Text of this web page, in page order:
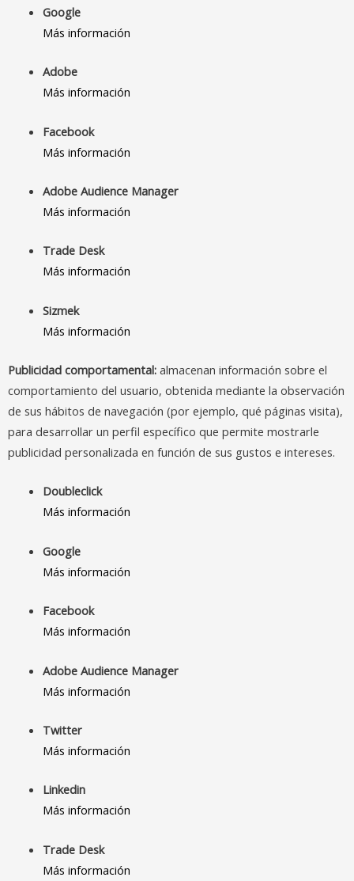
Google
Más información
Adobe
Más información
Facebook
Más información
Adobe Audience Manager
Más información
Trade Desk
Más información
Sizmek
Más información
Publicidad comportamental: almacenan información sobre el
comportamiento del usuario, obtenida mediante la observación
de sus hábitos de navegación (por ejemplo, qué páginas visita),
para desarrollar un perfil específico que permite mostrarle
publicidad personalizada en función de sus gustos e intereses.
Doubleclick
Más información
Google
Más información
Facebook
Más información
Adobe Audience Manager
Más información
Twitter
Más información
Linkedin
Más información
Trade Desk
Más información